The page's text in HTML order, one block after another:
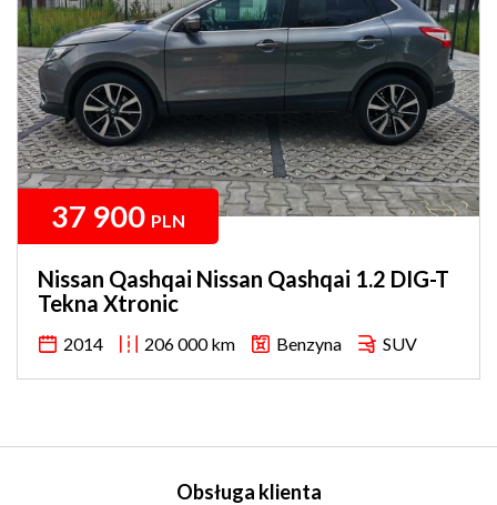
37 900 PLN
Nissan Qashqai Nissan Qashqai 1.2 DIG-T
Tekna Xtronic
2014 206 000 km Benzyna SUV
Obsługa klienta